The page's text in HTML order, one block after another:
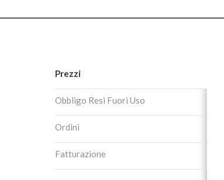
Prezzi
Obbligo Resi Fuori Uso
Ordini
Fatturazione